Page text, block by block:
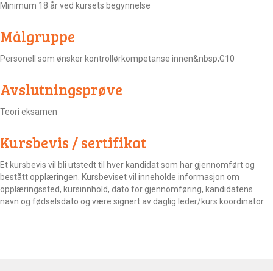
Minimum 18 år ved kursets begynnelse
Målgruppe
Personell som ønsker kontrollørkompetanse innen&nbsp;G10
Avslutningsprøve
Teori eksamen
Kursbevis / sertifikat
Et kursbevis vil bli utstedt til hver kandidat som har gjennomført og
bestått opplæringen. Kursbeviset vil inneholde informasjon om
opplæringssted, kursinnhold, dato for gjennomføring, kandidatens
navn og fødselsdato og være signert av daglig leder/kurs koordinator